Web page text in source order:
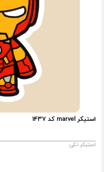
استیکر marvel کد 1437
استیکر تکی